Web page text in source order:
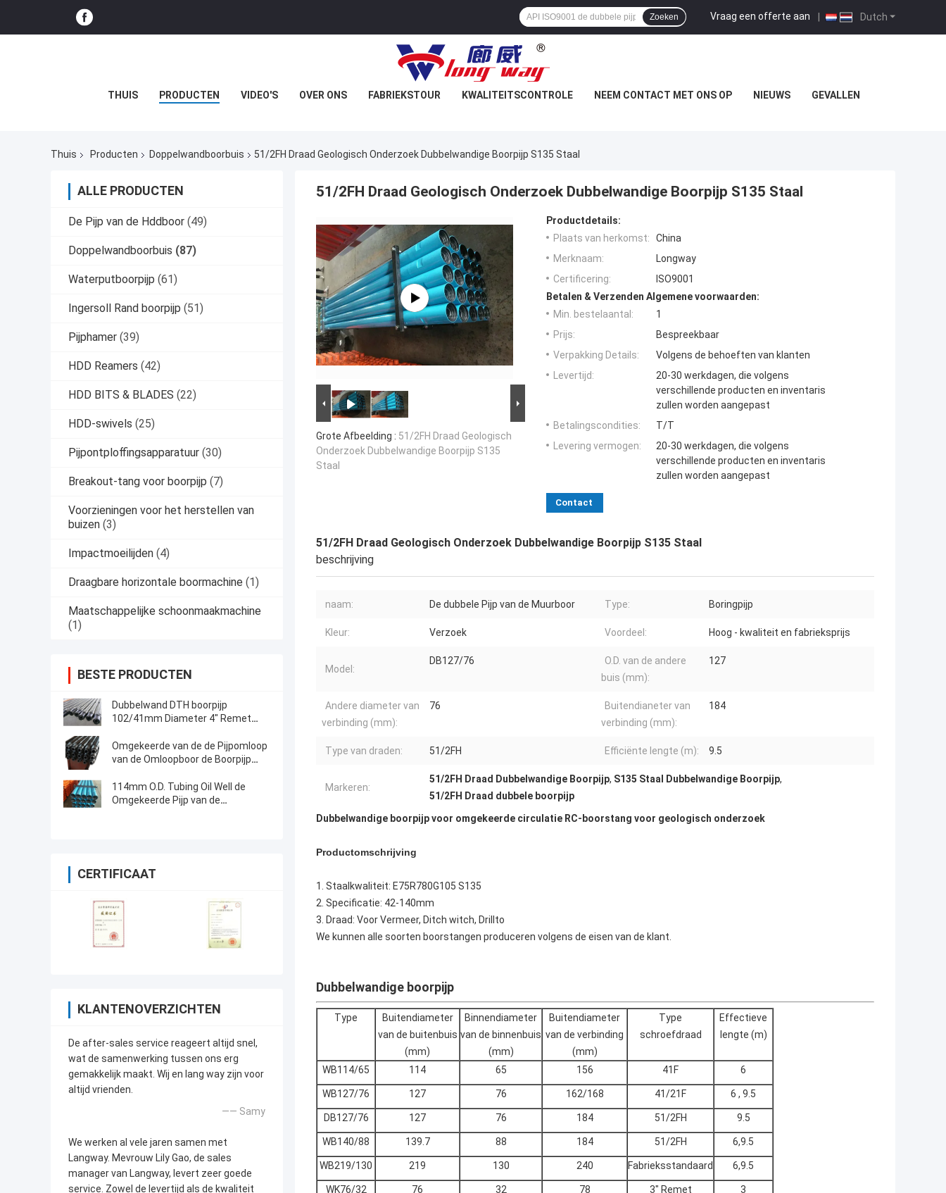
Dutch
Vraag een offerte aan |
Zoeken
THUIS PRODUCTEN VIDEO'S OVER ONS FABRIEKSTOUR KWALITEITSCONTROLE NEEM CONTACT MET ONS OP NIEUWS GEVALLEN
Thuis Producten Doppelwandboorbuis 51/2FH Draad Geologisch Onderzoek Dubbelwandige Boorpijp S135 Staal
ALLE PRODUCTEN
De Pijp van de Hddboor (49)
Doppelwandboorbuis (87)
Waterputboorpijp (61)
Ingersoll Rand boorpijp (51)
Pijphamer (39)
HDD Reamers (42)
HDD BITS & BLADES (22)
HDD-swivels (25)
Pijpontploffingsapparatuur (30)
Breakout-tang voor boorpijp (7)
Voorzieningen voor het herstellen van
buizen (3)
Impactmoeilijden (4)
Draagbare horizontale boormachine (1)
Maatschappelijke schoonmaakmachine
(1)
BESTE PRODUCTEN
Dubbelwand DTH boorpijp
102/41mm Diameter 4" Remet
Omgekeerde van de de Pijpomloop
van de Omloopboor de Boorpijp
Omgekeerde
114mm O.D. Tubing Oil Well de
Omgekeerde Pijp van de
CERTIFICAAT
KLANTENOVERZICHTEN
De after-sales service reageert altijd snel,
wat de samenwerking tussen ons erg
gemakkelijk maakt. Wij en lang way zijn voor
altijd vrienden.
—— Samy
We werken al vele jaren samen met
Langway. Mevrouw Lily Gao, de sales
manager van Langway, levert zeer goede
service. Zowel de levertijd als de kwaliteit
51/2FH Draad Geologisch Onderzoek Dubbelwandige Boorpijp S135 Staal
Grote Afbeelding : 51/2FH Draad Geologisch
Onderzoek Dubbelwandige Boorpijp S135
Staal
Productdetails:
Plaats van herkomst:
China
Merknaam:
Longway
Certificering:
ISO9001
Betalen & Verzenden Algemene voorwaarden:
Min. bestelaantal:
1
Prijs:
Bespreekbaar
Verpakking Details:
Volgens de behoeften van klanten
Levertijd:
20-30 werkdagen, die volgens
verschillende producten en inventaris
zullen worden aangepast
Betalingscondities:
T/T
Levering vermogen:
20-30 werkdagen, die volgens
verschillende producten en inventaris
zullen worden aangepast
Contact
51/2FH Draad Geologisch Onderzoek Dubbelwandige Boorpijp S135 Staal
beschrijving
naam: De dubbele Pijp van de Muurboor Type: Boringpijp
Kleur: Verzoek Voordeel: Hoog - kwaliteit en fabrieksprijs
Model:
DB127/76
O.D. van de andere
buis (mm):
127
Andere diameter van
verbinding (mm):
76
Buitendianeter van
verbinding (mm):
184
Type van draden: 51/2FH Efficiënte lengte (m): 9.5
Markeren:
51/2FH Draad Dubbelwandige Boorpijp, S135 Staal Dubbelwandige Boorpijp,
51/2FH Draad dubbele boorpijp
Dubbelwandige boorpijp voor omgekeerde circulatie RC-boorstang voor geologisch onderzoek
Productomschrijving
1. Staalkwaliteit: E75R780G105 S135
2. Specificatie: 42-140mm
3. Draad: Voor Vermeer, Ditch witch, Drillto
We kunnen alle soorten boorstangen produceren volgens de eisen van de klant.
Dubbelwandige boorpijp
Type
Buitendiameter
van de buitenbuis
(mm)
Binnendiameter
van de binnenbuis
(mm)
Buitendiameter
van de verbinding
(mm)
Type
schroefdraad
Effectieve
lengte (m)
WB114/65 114 65 156 41F 6
WB127/76 127 76 162/168 41/21F 6 , 9.5
DB127/76 127 76 184 51/2FH 9.5
WB140/88 139.7 88 184 51/2FH 6,9.5
WB219/130 219 130 240 Fabrieksstandaard 6,9.5
WK76/32 76 32 78 3" Remet
3